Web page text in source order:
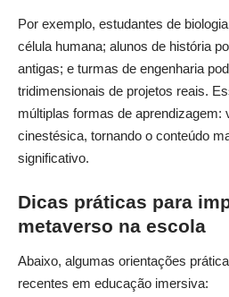
Por exemplo, estudantes de
célula humana; alunos de história
antigas; e turmas de engenharia
tridimensionais de projetos reais.
múltiplas formas de aprendizagem:
cinestésica, tornando o conteúdo
significativo.
Dicas práticas para
metaverso na escola
Abaixo, algumas orientações
recentes em educação imersiva: